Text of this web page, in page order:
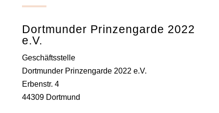
Dortmunder Prinzengarde 2022
e.V.
Geschäftsstelle
Dortmunder Prinzengarde 2022 e.V.
Erbenstr. 4
44309 Dortmund